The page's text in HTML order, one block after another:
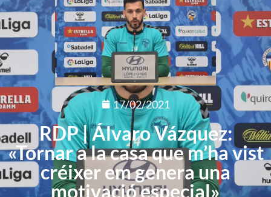
17/02/2021
RDP | Álvaro Vázquez:
«Tornar a la casa que m’ha vist
créixer em genera una
motivació especial»